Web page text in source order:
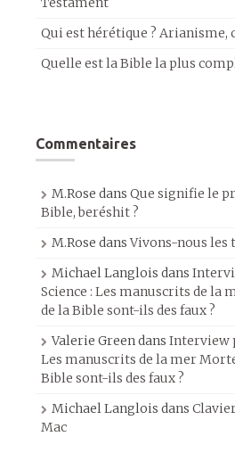
Qui est hérétique ? Arianisme,
Quelle est la Bible la plus
Commentaires
M.Rose dans Que signifie le
Bible, beréshit ?
M.Rose dansVivons-nous les
Michael Langlois dans
Science : Les manuscrits de la
de la Bible sont-ils des faux ?
Valerie Greendans Interview
Les manuscrits de la mer
Bible sont-ils des faux ?
Michael Langlois dans
Mac